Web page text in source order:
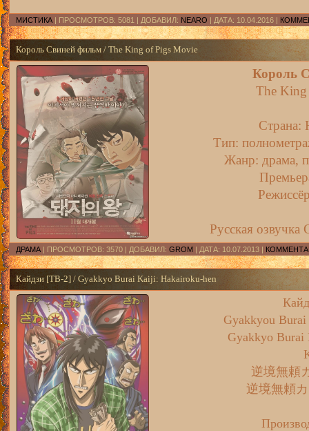
МИСТИКА | ПРОСМОТРОВ: 5081 | ДОБАВИЛ: NEARO | ДАТА: 10.04.2016 |
Король Свиней фильм / The King of Pigs Movie
Король
The
Страна:
Тип:
Жанр: драма,
Русская
ДРАМА | ПРОСМОТРОВ: 3570 | ДОБАВИЛ: GROM | ДАТА: 10.07.2013 |
Кайдзи [ТВ-2] / Gyakkyo Burai Kaiji: Hakairoku-hen
Gyakkyou
Gyakkyo Burai
逆境無頼
逆境無頼